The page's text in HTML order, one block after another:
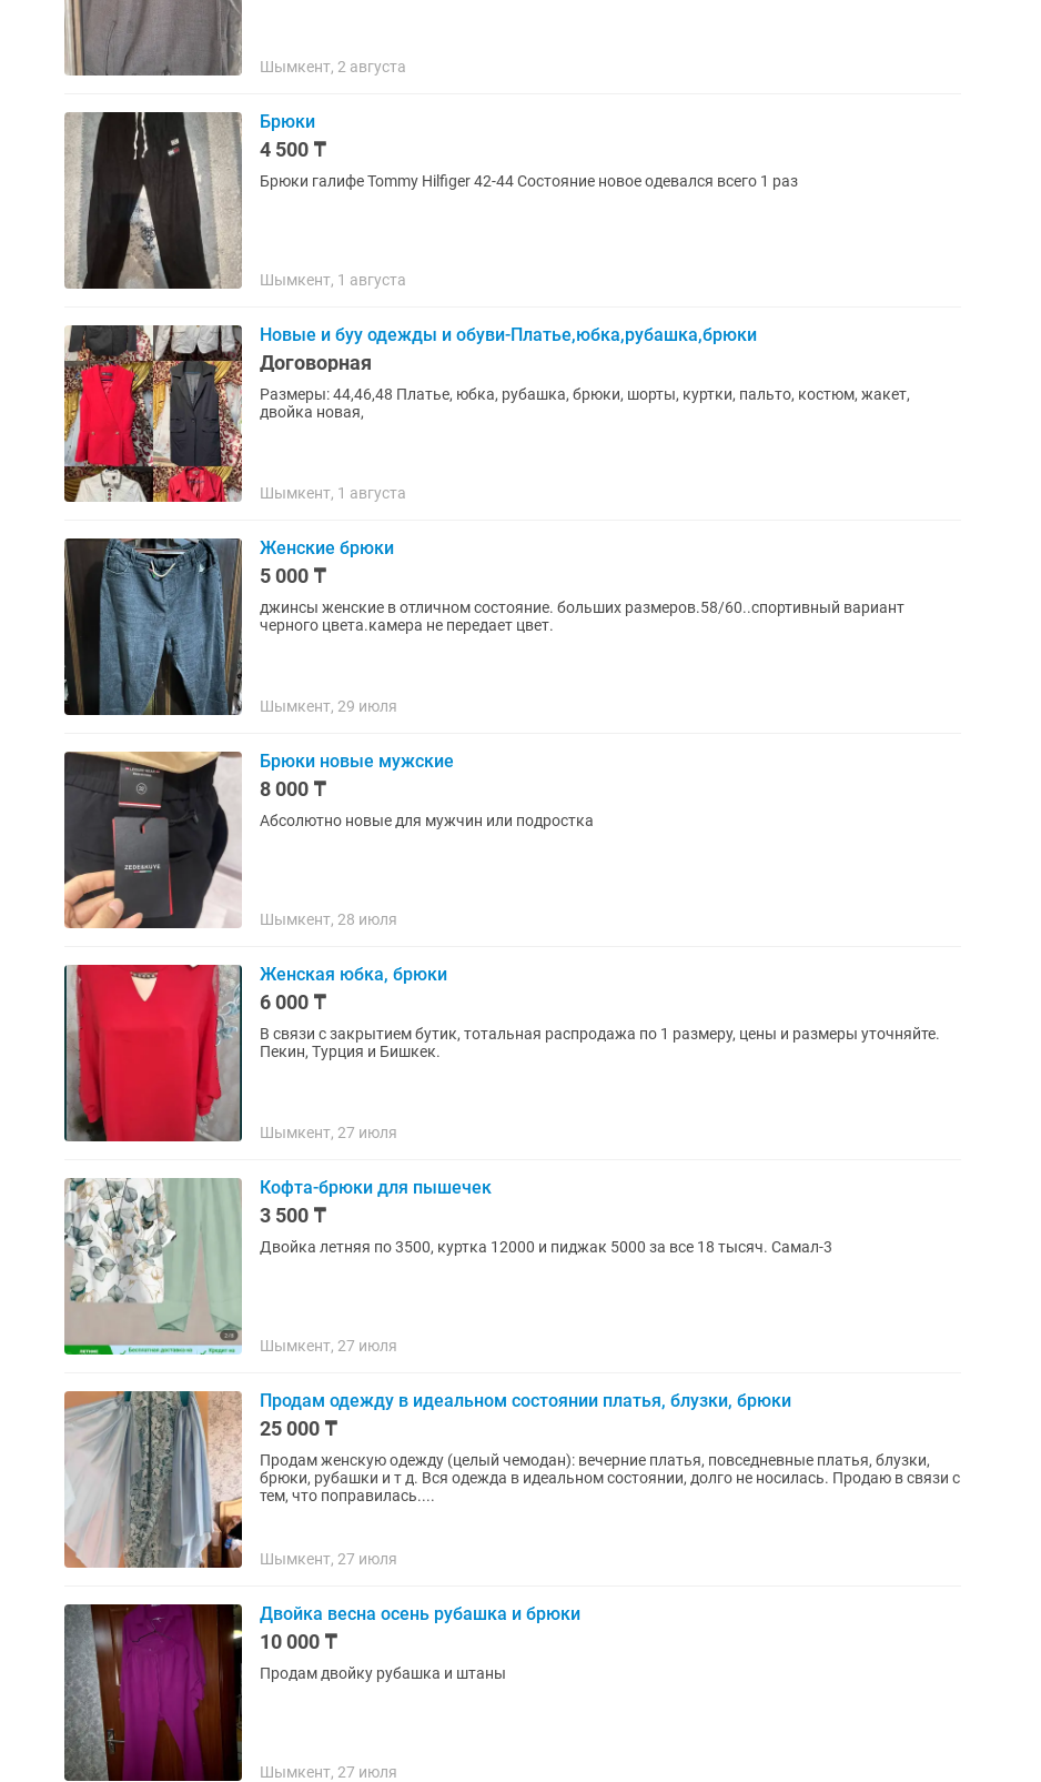
Шымкент, 2 августа
Брюки
4 500 ₸
Брюки галифе Tommy Hilfiger 42-44 Состояние новое одевался всего 1 раз
Шымкент, 1 августа
Новые и буу одежды и обуви-Платье,юбка,рубашка,брюки
Договорная
Размеры: 44,46,48 Платье, юбка, рубашка, брюки, шорты, куртки, пальто, костюм, жакет,
двойка новая,
Шымкент, 1 августа
Женские брюки
5 000 ₸
джинсы женские в отличном состояние. больших размеров.58/60..спортивный вариант
черного цвета.камера не передает цвет.
Шымкент, 29 июля
Брюки новые мужские
8 000 ₸
Абсолютно новые для мужчин или подростка
Шымкент, 28 июля
Женская юбка, брюки
6 000 ₸
В связи с закрытием бутик, тотальная распродажа по 1 размеру, цены и размеры уточняйте.
Пекин, Турция и Бишкек.
Шымкент, 27 июля
Кофта-брюки для пышечек
3 500 ₸
Двойка летняя по 3500, куртка 12000 и пиджак 5000 за все 18 тысяч. Самал-3
Шымкент, 27 июля
Продам одежду в идеальном состоянии платья, блузки, брюки
25 000 ₸
Продам женскую одежду (целый чемодан): вечерние платья, повседневные платья, блузки,
брюки, рубашки и т д. Вся одежда в идеальном состоянии, долго не носилась. Продаю в связи с
тем, что поправилась....
Шымкент, 27 июля
Двойка весна осень рубашка и брюки
10 000 ₸
Продам двойку рубашка и штаны
Шымкент, 27 июля